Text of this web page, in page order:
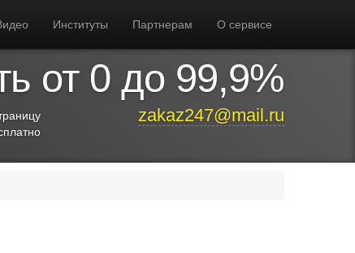
Институты Партнерам О сервисе
от 0 до 99,9%
zakaz247@mail.ru